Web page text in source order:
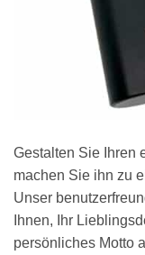
Gestalten Sie Ihren
machen Sie ihn zu
Unser
Ihnen, Ihr
persönliches Motto